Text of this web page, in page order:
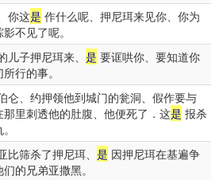
你这是 作什么呢、押尼珥来见你、你为
不见了呢。
子押尼珥来、 是 要诓哄你、要知道你
行的事。
仑、约押领他到城门的瓮洞、假作要与
里刺透他的肚腹、他便死了．这是 报杀
比筛杀了押尼珥、 是 因押尼珥在基遍争
的兄弟亚撒黑。